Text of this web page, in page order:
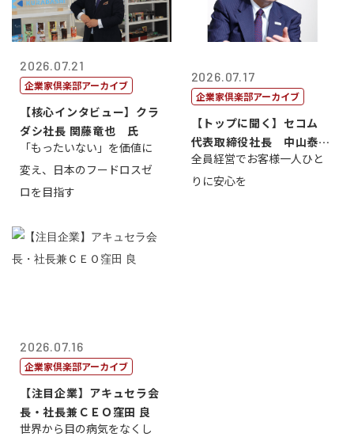
2026.07.21
企業家倶楽部アーカイブ
【核心インタビュー】クラ
ダシ社長 関藤竜也 氏
「もったいない」を価値に
変え、日本のフードロスゼ
ロを目指す
2026.07.17
企業家倶楽部アーカイブ
【トップに聞く】セコム
代表取締役社長 中山泰
男
全員経営でお客様一人ひと
りに安心を
2026.07.16
企業家倶楽部アーカイブ
【注目企業】アキュセラ会
長・社長兼ＣＥＯ窪田 良
世界から目の病気をなくし